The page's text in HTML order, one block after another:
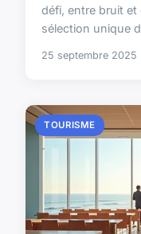
défi, entre bruit
sélection unique
25 septembre 2025
TOURISME